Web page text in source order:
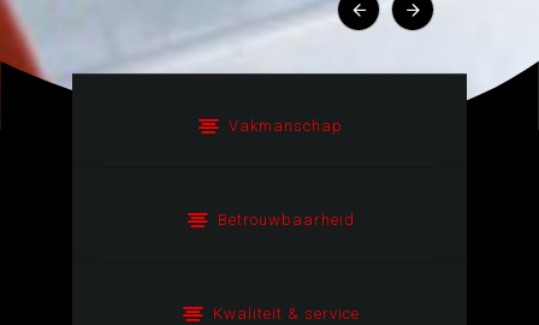
Vakmanschap
Betrouwbaarheid
Kwaliteit & service